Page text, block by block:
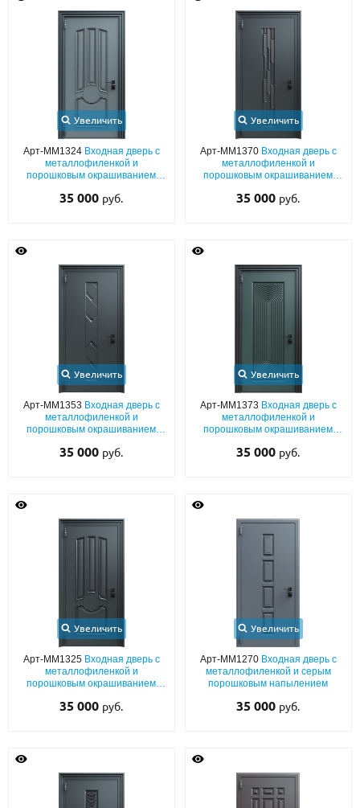
Увеличить
Арт-ММ1324 Входная дверь с
металлофиленкой и
порошковым окрашиванием
35 000 руб.
Увеличить
Арт-ММ1370 Входная дверь с
металлофиленкой и
порошковым окрашиванием
35 000 руб.
Увеличить
Арт-ММ1353 Входная дверь с
металлофиленкой и
порошковым окрашиванием
35 000 руб.
Увеличить
Арт-ММ1373 Входная дверь с
металлофиленкой и
порошковым окрашиванием
35 000 руб.
Увеличить
Арт-ММ1325 Входная дверь с
металлофиленкой и
порошковым окрашиванием
35 000 руб.
Увеличить
Арт-ММ1270 Входная дверь с
металлофиленкой и серым
порошковым напылением
35 000 руб.